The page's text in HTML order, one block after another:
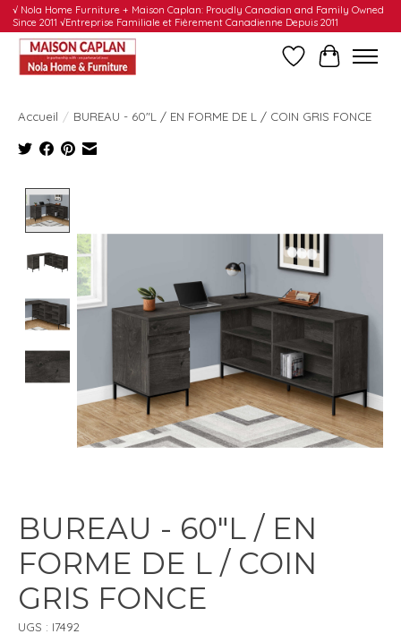
√ Nola Home Furniture + Maison Caplan: Proudly Canadian and Family Owned
Since 2011 √Entreprise Familiale et Fièrement Canadienne Depuis 2011
Liste dePanier
Accueil / BUREAU - 60"L / EN FORME DE L / COIN GRIS FONCE
BUREAU - 60"L / EN
FORME DE L / COIN
GRIS FONCE
UGS : I7492